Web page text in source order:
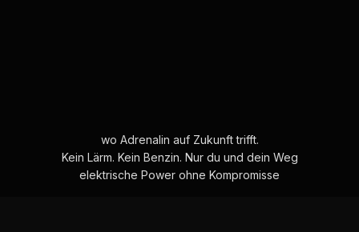
wo Adrenalin auf Zukunft trifft.
Kein Lärm. Kein Benzin. Nur du und dein Weg
elektrische Power ohne Kompromisse